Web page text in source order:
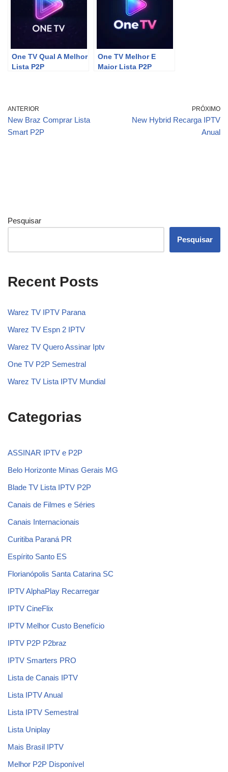
One TV Qual A Melhor
Lista P2P
One TV Melhor E
Maior Lista P2P
ANTERIOR
New Braz Comprar Lista
Smart P2P
PRÓXIMO
New Hybrid Recarga IPTV
Anual
Pesquisar
Pesquisar
Recent Posts
Warez TV IPTV Parana
Warez TV Espn 2 IPTV
Warez TV Quero Assinar Iptv
One TV P2P Semestral
Warez TV Lista IPTV Mundial
Categorias
ASSINAR IPTV e P2P
Belo Horizonte Minas Gerais MG
Blade TV Lista IPTV P2P
Canais de Filmes e Séries
Canais Internacionais
Curitiba Paraná PR
Espírito Santo ES
Florianópolis Santa Catarina SC
IPTV AlphaPlay Recarregar
IPTV CineFlix
IPTV Melhor Custo Benefício
IPTV P2P P2braz
IPTV Smarters PRO
Lista de Canais IPTV
Lista IPTV Anual
Lista IPTV Semestral
Lista Uniplay
Mais Brasil IPTV
Melhor P2P Disponível